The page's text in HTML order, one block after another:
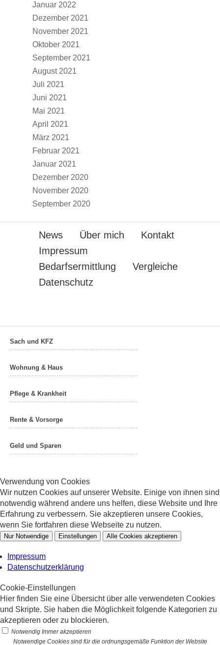
Januar 2022
Dezember 2021
November 2021
Oktober 2021
September 2021
August 2021
Juli 2021
Juni 2021
Mai 2021
April 2021
März 2021
Februar 2021
Januar 2021
Dezember 2020
November 2020
September 2020
News Über mich
Kontakt
Impressum
Bedarfsermittlung
Vergleiche
Datenschutz
Sach und KFZ
Wohnung & Haus
Pflege & Krankheit
Rente & Vorsorge
Geld und Sparen
Verwendung von Cookies
Wir nutzen Cookies auf unserer Website. Einige von ihnen sind
notwendig während andere uns helfen, diese Website und Ihre
Erfahrung zu verbessern. Sie akzeptieren unsere Cookies,
wenn Sie fortfahren diese Webseite zu nutzen.
Nur Notwendige Einstellungen Alle Cookies akzeptieren
Impressum
Datenschutzerklärung
Cookie-Einstellungen
Hier finden Sie eine Übersicht über alle verwendeten Cookies
und Skripte. Sie haben die Möglichkeit folgende Kategorien zu
akzeptieren oder zu blockieren.
Notwendig Immer akzeptieren
Notwendige Cookies sind für die ordnungsgemäße Funktion der Website